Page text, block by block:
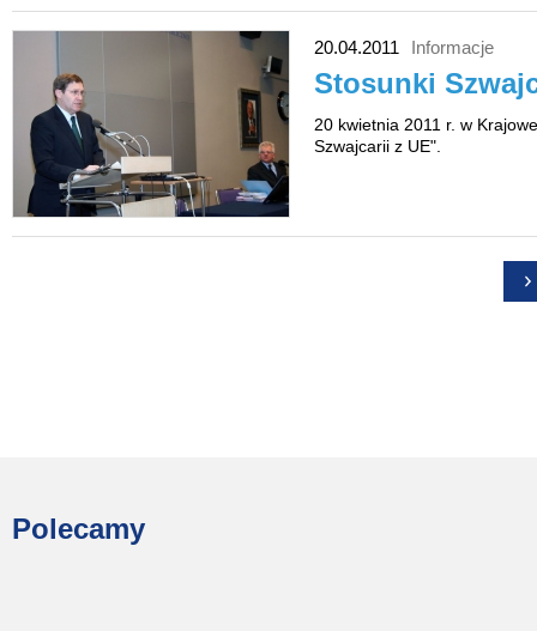
20.04.2011 Informacje
Stosunki
20 kwietnia 2011 r. w
Szwajcarii z UE".
Polecamy